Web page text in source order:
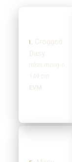
I. Crogged
Dasy
mkm morg-o,
149 cm
EVM